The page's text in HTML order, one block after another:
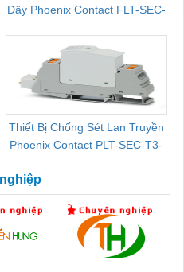
Dây Phoenix Contact FLT-SEC-
Thiết Bị Chống Sét Lan Truyền
Phoenix Contact PLT-SEC-T3-